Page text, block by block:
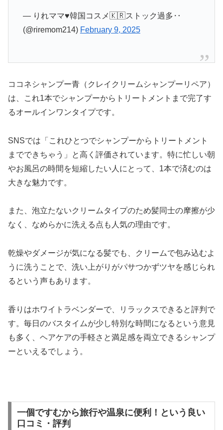
— りれママ♥韓国コスメ🇰🇷ストック過多‥
(@riremom214) February 9, 2025
ココネシャンプー青（クレイクリームシャンプーリペア）
は、これ1本でシャンプーからトリートメントまで完了す
るオールインワンタイプです。
SNSでは「これひとつでシャンプーからトリートメント
までできちゃう」と高く評価されています。特に忙しい朝
やお風呂の時間を短縮したい人にとって、1本で済むのは
大きな魅力です。
また、泡立たないクリームタイプのため髪同士の摩擦が少
なく、なめらかに洗える点も人気の理由です。
乾燥やダメージが気になる髪でも、クリームで包み込むよ
うに洗うことで、洗い上がりがパサつかずツヤを感じられ
るという声もあります。
香りはホワイトラベンダーで、リラックスできると評判で
す。毎日のバスタイムが少し特別な時間になるという意見
も多く、ヘアケアの手軽さと満足感を両立できるシャンプ
ーといえるでしょう。
一個ですむから旅行や温泉に便利！という良い
口コミ・評判